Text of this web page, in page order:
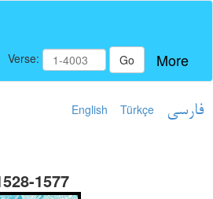
Verse: Go More
English Türkçe فارسی
1577